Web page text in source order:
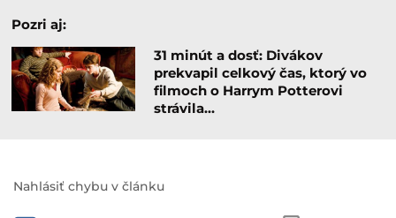
Pozri aj:
31 minút a dosť: Divákov
prekvapil celkový čas, ktorý vo
filmoch o Harrym Potterovi
strávila…
Nahlásiť chybu v článku